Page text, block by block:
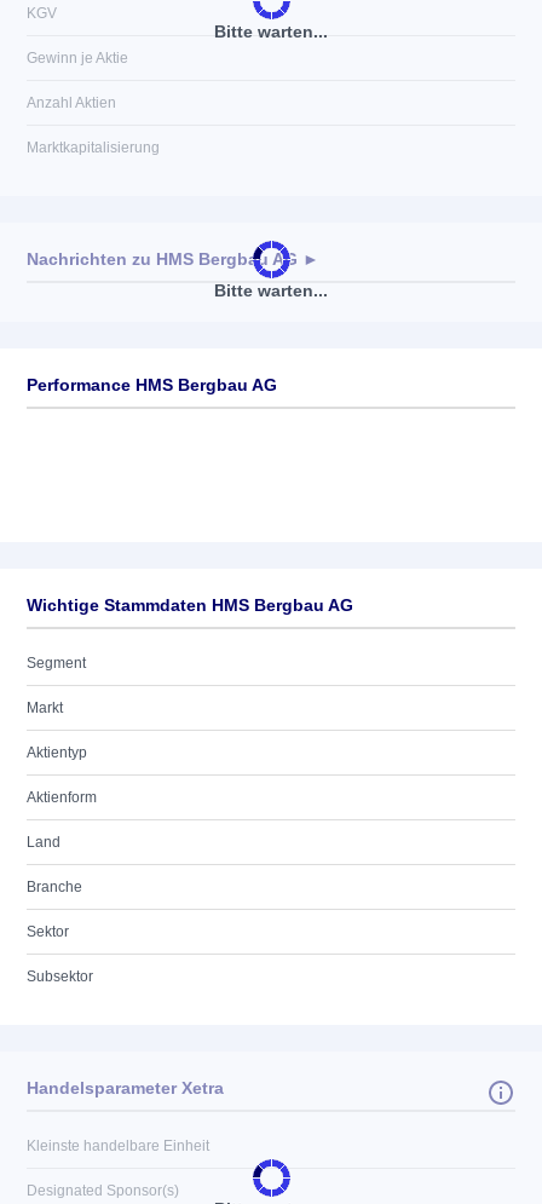
Bitte warten...
KGV
Gewinn je Aktie
Anzahl Aktien
Marktkapitalisierung
Bitte warten...
Nachrichten zu HMS Bergbau AG ►
Performance HMS Bergbau AG
Wichtige Stammdaten HMS Bergbau AG
Segment
Markt
Aktientyp
Aktienform
Land
Branche
Sektor
Subsektor
Handelsparameter Xetra
Kleinste handelbare Einheit
Designated Sponsor(s)